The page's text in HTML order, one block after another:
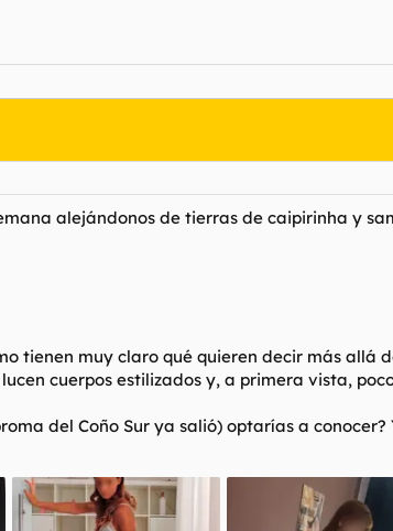
alejándonos de tierras de caipirinha y
tienen muy claro qué quieren decir más allá
cuerpos estilizados y, a primera vista,
del Coño Sur ya salió) optarías a